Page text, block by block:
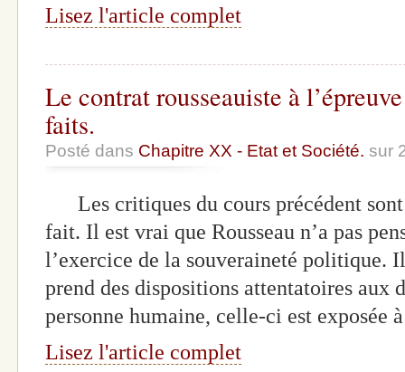
Lisez l'article complet
Le contrat rousseauiste à
faits.
Posté dans Chapitre XX - Etat et Société. sur
Les critiques du cours précédent sont
fait. Il est vrai que Rousseau n’a pas
l’exercice de la souveraineté politique.
prend des dispositions attentatoires aux
personne humaine, celle-ci est
Lisez l'article complet